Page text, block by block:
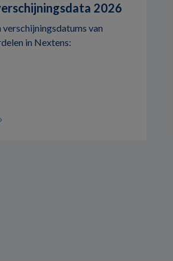
2026
verschijningsdatums van
in Nextens: